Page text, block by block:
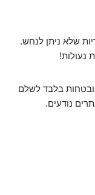
שלא ניתן לנחש.
נעולות!
בלבד לשלם
נודעים.